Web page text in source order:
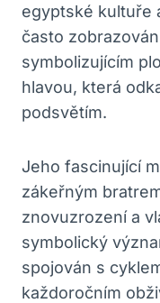
egyptské kultuře
často
symbolizujícím
hlavou, která
podsvětím.
Jeho fascinující
zákeřným
znovuzrození a
symbolický
spojován s
každoročním